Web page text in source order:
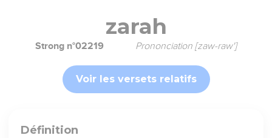
zarah
Strong n°02219 Prononciation [zaw-raw']
Voir les versets relatifs
Définition